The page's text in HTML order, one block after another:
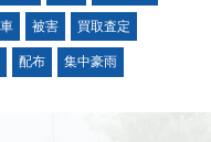
被害 買取査定
配布 集中豪雨